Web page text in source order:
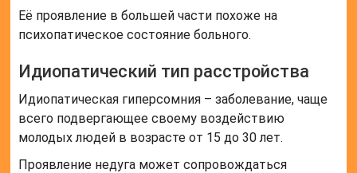
Её проявление в большей части похоже на
психопатическое состояние больного.
Идиопатический тип расстройства
Идиопатическая гиперсомния – заболевание, чаще
всего подвергающее своему воздействию
молодых людей в возрасте от 15 до 30 лет.
Проявление недуга может сопровождаться